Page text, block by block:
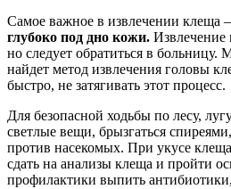
Самое важное в извлечении клеща
глубоко под дно кожи. Извлечение
но следует обратиться в
найдет метод извлечения головы
быстро, не затягивать этот процесс.
Для безопасной ходьбы по лесу,
светлые вещи, брызгаться
против насекомых. При укусе
сдать на анализы клеща и пройти
профилактики выпить